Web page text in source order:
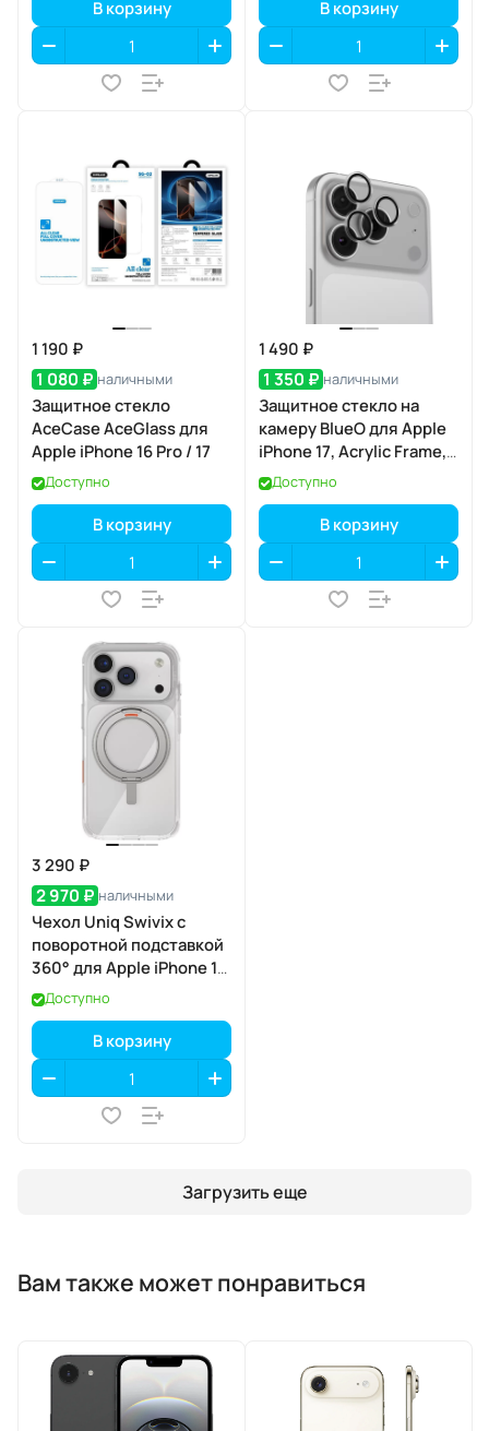
В корзину В корзину
1 190 ₽
1 080 ₽ наличными
Защитное стекло
AceCase AceGlass для
Apple iPhone 16 Pro / 17
Доступно
В корзину
1 490 ₽
1 350 ₽ наличными
Защитное стекло на
камеру BlueO для Apple
iPhone 17, Acrylic Frame,
2 шт., Clear
(прозрачный), с
аппликатором
Доступно
В корзину
3 290 ₽
2 970 ₽ наличными
Чехол Uniq Swivix с
поворотной подставкой
360° для Apple iPhone 17
Pro, Lucent Clear
(прозрачный), MagSafe
Доступно
В корзину
Загрузить еще
Вам также может понравиться